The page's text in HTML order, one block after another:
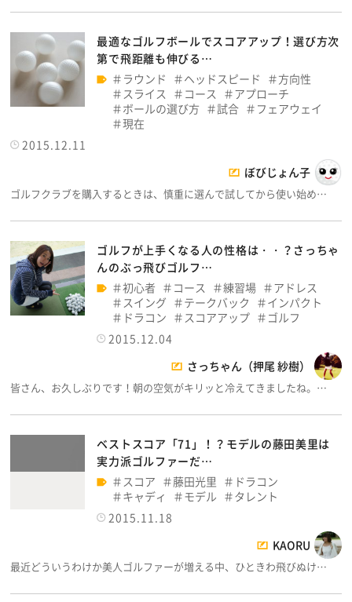
最適なゴルフボールでスコアアップ！選び方次
第で飛距離も伸びる…
ラウンド
ヘッドスピード
方向性
スライス
コース
アプローチ
ボールの選び方
試合
フェアウェイ
現在
2015.12.11
ぼびじょん子
ゴルフクラブを購入するときは、慎重に選んで試してから使い始め…
ゴルフが上手くなる人の性格は・・？さっちゃ
んのぶっ飛びゴルフ…
初心者
コース 練習場
アドレス
スイング
テークバック
インパクト
ドラコン
スコアアップ
ゴルフ
2015.12.04
さっちゃん（押尾 紗樹）
皆さん、お久しぶりです！朝の空気がキリッと冷えてきましたね。…
ベストスコア「71」！？モデルの藤田美里は
実力派ゴルファーだ…
スコア
藤田光里
ドラコン
キャディ
モデル
タレント
2015.11.18
KAORU
最近どういうわけか美人ゴルファーが増える中、ひときわ飛びぬけ…